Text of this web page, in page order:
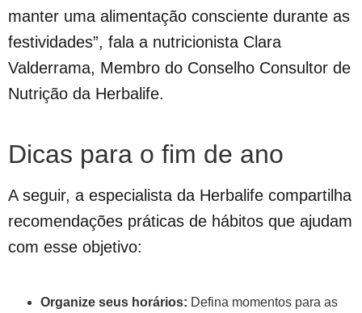
manter uma alimentação consciente durante as
festividades”, fala a nutricionista Clara
Valderrama, Membro do Conselho Consultor de
Nutrição da Herbalife.
Dicas para o fim de ano
A seguir, a especialista da Herbalife compartilha
recomendações práticas de hábitos que ajudam
com esse objetivo:
Organize seus horários: Defina momentos para as